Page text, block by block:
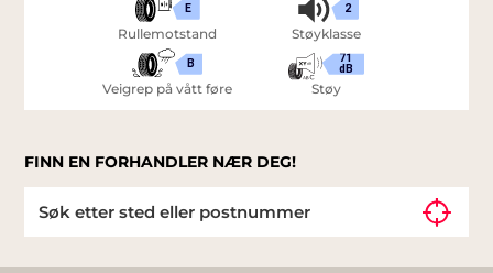
E
Rullemotstand
B
Veigrep på vått føre
2
Støyklasse
71
dB
Støy
FINN EN FORHANDLER NÆR DEG!